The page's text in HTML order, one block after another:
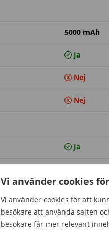
Vi använder cookies
Vi använder cookies för att
besökare att använda sajten
besökare får mer relevant
5000 mAh
Ja
Nej
Nej
Ja
30 fps